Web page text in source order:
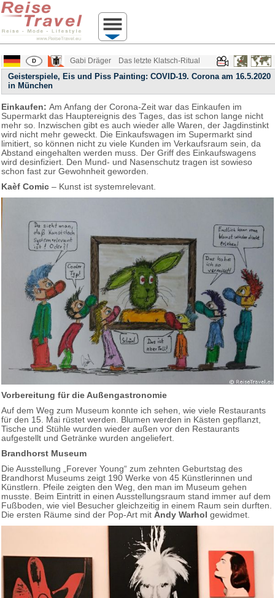
Gabi Dräger
Das letzte Klatsch-Ritual
Geisterspiele, Eis und Piss Painting: COVID-19. Corona am 16.5.2020
in München
Einkaufen: Am Anfang der Corona-Zeit war das Einkaufen im
Supermarkt das Hauptereignis des Tages, das ist schon lange nicht
mehr so. Inzwischen gibt es auch wieder alle Waren, der Jagdinstinkt
wird nicht mehr geweckt. Die Einkaufswagen im Supermarkt sind
limitiert, so können nicht zu viele Kunden im Verkaufsraum sein, da
Abstand eingehalten werden muss. Der Griff des Einkaufswagens
wird desinfiziert. Den Mund- und Nasenschutz tragen ist sowieso
schon fast zur Gewohnheit geworden.
Kaèf Comic – Kunst ist systemrelevant.
Vorbereitung für die Außengastronomie
Auf dem Weg zum Museum konnte ich sehen, wie viele Restaurants
für den 15. Mai rüstet werden. Blumen werden in Kästen gepflanzt,
Tische und Stühle wurden wieder außen vor den Restaurants
aufgestellt und Getränke wurden angeliefert.
Brandhorst Museum
Die Ausstellung „Forever Young“ zum zehnten Geburtstag des
Brandhorst Museums zeigt 190 Werke von 45 Künstlerinnen und
Künstlern. Pfeile zeigten den Weg, den man im Museum gehen
musste. Beim Eintritt in einen Ausstellungsraum stand immer auf dem
Fußboden, wie viel Besucher gleichzeitig in einem Raum sein durften.
Die ersten Räume sind der Pop-Art mit Andy Warhol gewidmet.